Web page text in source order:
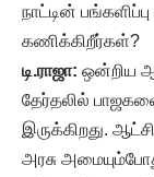
நாட்டின்
கணிக்கிறீர்கள்?
டி.ராஜா: ஒன்றிய
தேர்தலில்
இருக்கிறது.
அரசு